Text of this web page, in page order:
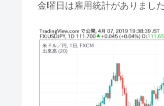
金曜日は雇用統計がありまし